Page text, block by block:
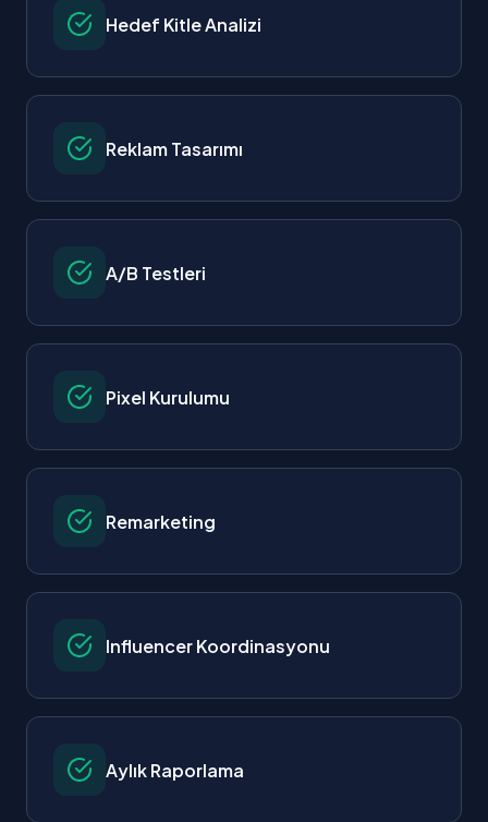
Hedef Kitle Analizi
Reklam Tasarımı
A/B Testleri
Pixel Kurulumu
Remarketing
Influencer Koordinasyonu
Aylık Raporlama